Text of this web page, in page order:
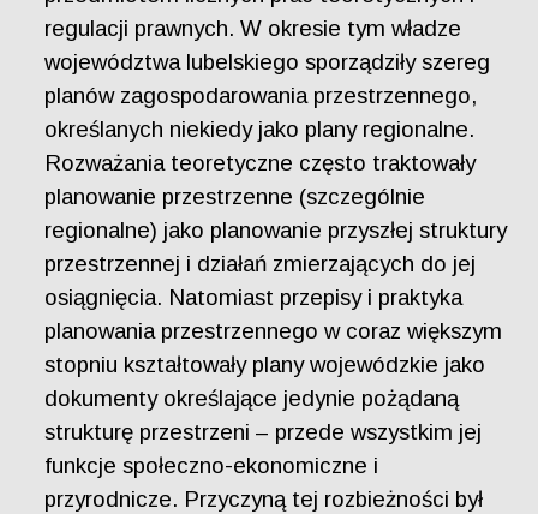
regulacji prawnych. W okresie tym władze
województwa lubelskiego sporządziły szereg
planów zagospodarowania przestrzennego,
określanych niekiedy jako plany regionalne.
Rozważania teoretyczne często traktowały
planowanie przestrzenne (szczególnie
regionalne) jako planowanie przyszłej struktury
przestrzennej i działań zmierzających do jej
osiągnięcia. Natomiast przepisy i praktyka
planowania przestrzennego w coraz większym
stopniu kształtowały plany wojewódzkie jako
dokumenty określające jedynie pożądaną
strukturę przestrzeni – przede wszystkim jej
funkcje społeczno-ekonomiczne i
przyrodnicze. Przyczyną tej rozbieżności był